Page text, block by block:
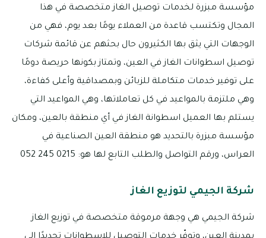
مؤسسة مبزرة لخدمات توصيل الغاز متخصصة في هذا
المجال وتكتسب قاعدة من العملاء يومًا بعد يوم، فهي من
الوجهات التي يثق بها الكثيرون حال بحثهم عن قائمة شركات
توصيل اسطوانات الغاز في العين، وتمتاز بكونها حريصة دومًا
على توفير خدمات متكاملة للزبائن وبمصداقية وأعلى كفاءة،
وهي ملتزمة بالمواعيد في كل تعاملاتها، وهي المواعيد التي
يستلم بها العميل اسطوانة الغاز في أي منطقة بالعين، ومكان
مؤسسة مبزرة بالتحديد هو منطقة العين الصناعية في
العراس، ورقم التواصل والطلب التابع لها هو: 0215 245 052
شركة الجيمي لتوزيع الغاز
شركة الجيمي هي وجهة مرموقة متخصصة في توزيع الغاز